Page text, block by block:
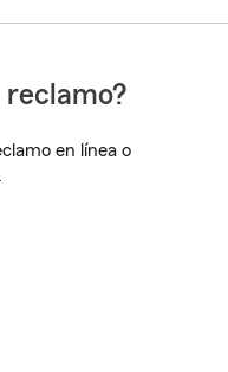
reclamo?
en línea o
.